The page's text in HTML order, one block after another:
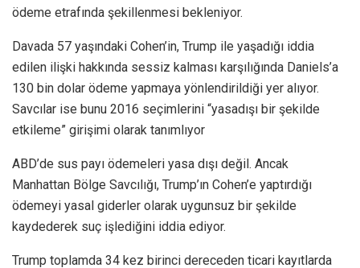
ödeme etrafında şekillenmesi bekleniyor.
Davada 57 yaşındaki Cohen’in, Trump ile yaşadığı iddia
edilen ilişki hakkında sessiz kalması karşılığında Daniels’a
130 bin dolar ödeme yapmaya yönlendirildiği yer alıyor.
Savcılar ise bunu 2016 seçimlerini “yasadışı bir şekilde
etkileme” girişimi olarak tanımlıyor
ABD’de sus payı ödemeleri yasa dışı değil. Ancak
Manhattan Bölge Savcılığı, Trump’ın Cohen’e yaptırdığı
ödemeyi yasal giderler olarak uygunsuz bir şekilde
kaydederek suç işlediğini iddia ediyor.
Trump toplamda 34 kez birinci dereceden ticari kayıtlarda